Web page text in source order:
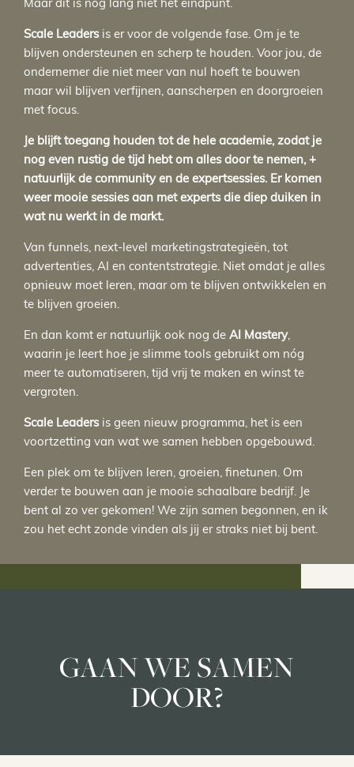
Maar dit is nog lang niet het eindpunt.
Scale Leadersis er voor de volgende fase. Om je te
blijven ondersteunen en scherp te houden. Voor jou, de
ondernemer die niet meer van nul hoeft te bouwen
maar wil blijven verfijnen, aanscherpen en doorgroeien
met focus.
Je blijft toegang houden tot de hele academie, zodat je
nog even rustig de tijd hebt om alles door te nemen, +
natuurlijk de community en de expertsessies. Er komen
weer mooie sessies aan met experts die diep duiken in
wat nu werkt in de markt.
Van funnels, next-level marketingstrategieën, tot
advertenties, AI en contentstrategie. Niet omdat je alles
opnieuw moet leren, maar om te blijven ontwikkelen en
te blijven groeien.
En dan komt er natuurlijk ook nog de AI Mastery,
waarin je leert hoe je slimme tools gebruikt om nóg
meer te automatiseren, tijd vrij te maken en winst te
vergroten.
Scale Leadersis geen nieuw programma, het is een
voortzetting van wat we samen hebben opgebouwd.
Een plek om te blijven leren, groeien, finetunen. Om
verder te bouwen aan je mooie schaalbare bedrijf. Je
bent al zo ver gekomen! We zijn samen begonnen, en ik
zou het echt zonde vinden als jij er straks niet bij bent.
GAAN WE SAMEN
DOOR?